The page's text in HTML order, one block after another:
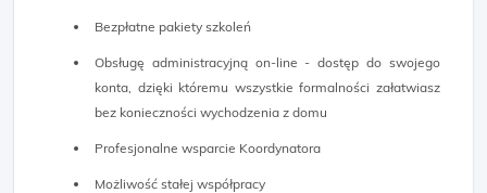
Bezpłatne pakiety szkoleń
Obsługę administracyjną on-line - dostęp do swojego
konta, dzięki któremu wszystkie formalności załatwiasz
bez konieczności wychodzenia z domu
Profesjonalne wsparcie Koordynatora
Możliwość stałej współpracy